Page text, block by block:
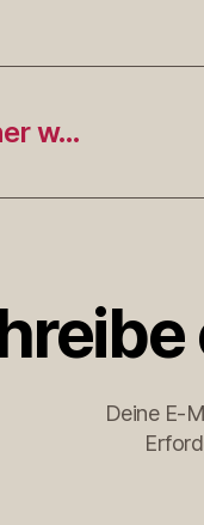
w…
Deine E-